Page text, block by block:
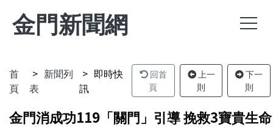
金門新聞網
首
頁
新聞列
表
即時快
訊
回首
頁
上一
則
下一
則
金門消成功119「關門」引導 挽救3寶貴生命